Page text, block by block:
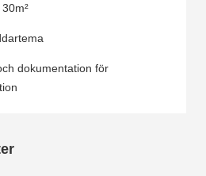
dokumentation för